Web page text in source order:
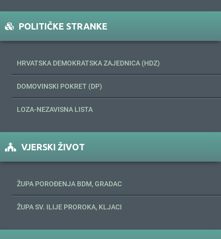
POLITIČKE STRANKE
HRVATSKA DEMOKRATSKA ZAJEDNICA (HDZ)
DOMOVINSKI POKRET (DP)
LOZA-NEZAVISNA LISTA
VJERSKI ŽIVOT
ŽUPA POROĐENJA BDM, GRADAC
ŽUPA SV. ILIJE PROROKA, KLJACI